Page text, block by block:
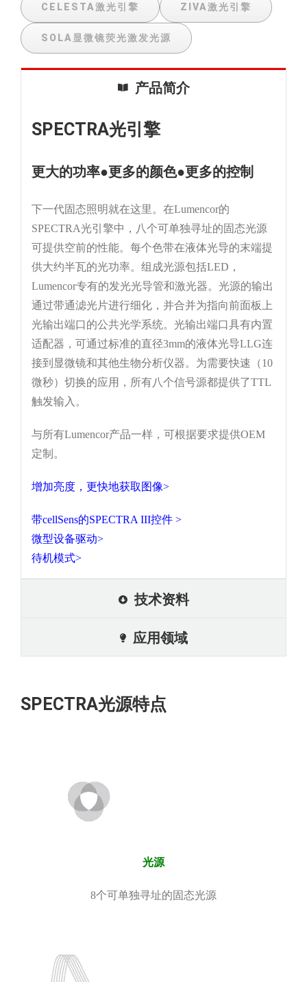
CELESTA激光引擎 ZIVA激光引擎
SOLA显微镜荧光激发光源
产品简介
SPECTRA光引擎
更大的功率●更多的颜色●更多的控制
下一代固态照明就在这里。在Lumencor的
SPECTRA光引擎中，八个可单独寻址的固态光源
可提供空前的性能。每个色带在液体光导的末端提
供大约半瓦的光功率。组成光源包括LED，
Lumencor专有的发光光导管和激光器。光源的输出
通过带通滤光片进行细化，并合并为指向前面板上
光输出端口的公共光学系统。光输出端口具有内置
适配器，可通过标准的直径3mm的液体光导LLG连
接到显微镜和其他生物分析仪器。为需要快速（10
微秒）切换的应用，所有八个信号源都提供了TTL
触发输入。
与所有Lumencor产品一样，可根据要求提供OEM
定制。
增加亮度，更快地获取图像>
带cellSens的SPECTRA III控件 >
微型设备驱动>
待机模式>
技术资料
应用领域
SPECTRA光源特点
光源
8个可单独寻址的固态光源